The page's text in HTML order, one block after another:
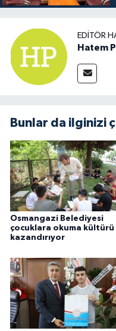
EDITÖR
Hatem
Bunlar da ilginizi
Osmangazi Belediyesi
çocuklara okuma kültürü
kazandırıyor